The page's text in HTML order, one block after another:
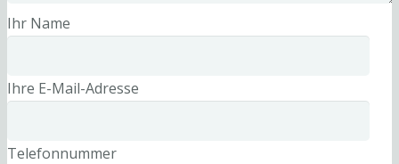
Ihr Name
Ihre E-Mail-Adresse
Telefonnummer